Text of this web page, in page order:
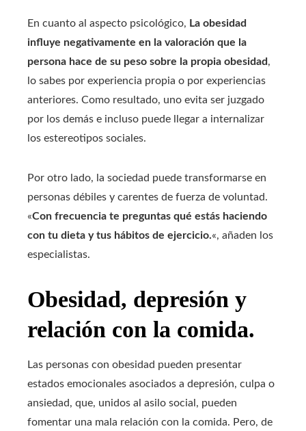
En cuanto al aspecto psicológico, La obesidad
influye negativamente en la valoración que la
persona hace de su peso sobre la propia obesidad,
lo sabes por experiencia propia o por experiencias
anteriores. Como resultado, uno evita ser juzgado
por los demás e incluso puede llegar a internalizar
los estereotipos sociales.
Por otro lado, la sociedad puede transformarse en
personas débiles y carentes de fuerza de voluntad.
«Con frecuencia te preguntas qué estás haciendo
con tu dieta y tus hábitos de ejercicio.«, añaden los
especialistas.
Obesidad, depresión y
relación con la comida.
Las personas con obesidad pueden presentar
estados emocionales asociados a depresión, culpa o
ansiedad, que, unidos al asilo social, pueden
fomentar una mala relación con la comida. Pero, de